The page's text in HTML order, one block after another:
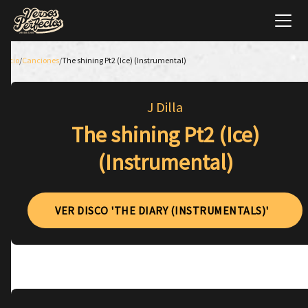
Inicio/Canciones/The shining Pt2 (Ice) (Instrumental)
J Dilla
The shining Pt2 (Ice)
(Instrumental)
VER DISCO 'THE DIARY (INSTRUMENTALS)'